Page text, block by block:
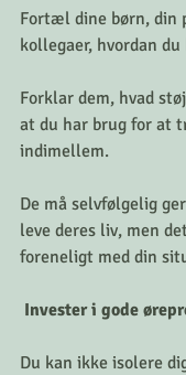
Fortæl dine børn, din
kollegaer, hvordan
Forklar dem, hvad
at du har brug for at
indimellem.
De må selvfølgelig
leve deres liv, men
foreneligt med din
Invester i gode
Du kan ikke isolere